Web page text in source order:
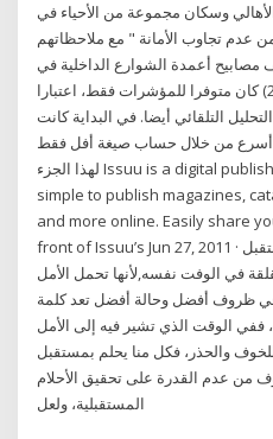
وسكان مجموعة من الأحياء في
تجاوب الأمانة " مع ملاحظاتهم
مصابيح أعمدة الشوارع الداخلية في
أحيائهم . في البداية (منذ عام 2003) كان متوفرا للمؤشرات فقط، اعتبارا
متاح في التحليل التلقائي أيضا. في البداية كانت
من خلال حساب صيغة أفل فقط
لهذا الجزء Issuu is a digital publishing platform that makes it
simple to publish magazines,
and more online. Easily share
front of Issuu’s Jun 27, 2011 · موضوع تعبير عن الهدف في المستقبل
في الوفت نفسه,لأنها تحمل الأمل
ظروف أفضل وحالة أفضل تعد كلمة
ففي الوقت الذي تشير فيه إلى الأمل
والحذر، فكل منا يحلم بمستقبل
من عدم القدرة على تحقيق الأحلام
المستقبلية، ولعل